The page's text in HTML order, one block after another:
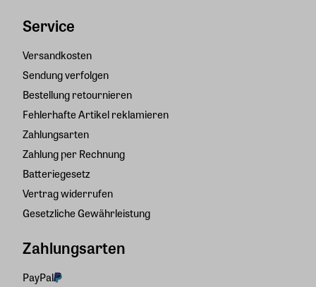
Service
Versandkosten
Sendung verfolgen
Bestellung retournieren
Fehlerhafte Artikel reklamieren
Zahlungsarten
Zahlung per Rechnung
Batteriegesetz
Vertrag widerrufen
Gesetzliche Gewährleistung
Zahlungsarten
PayPal